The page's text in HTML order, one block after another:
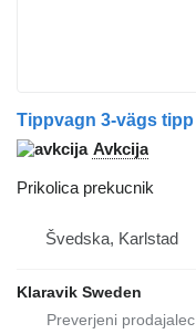
Tippvagn 3-vägs tipp
Avkcija
Prikolica prekucnik
Švedska, Karlstad
Klaravik Sweden